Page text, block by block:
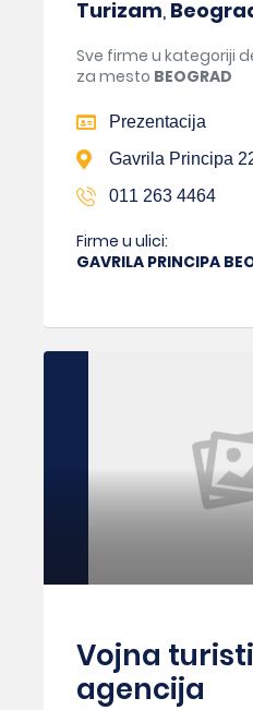
Turizam,
Sve firme u kategoriji
za mesto BEOGRAD
Prezentacija
Gavrila Principa
011 263 4464
Firme u ulici:
GAVRILA PRINCIPA
Vojna
agencija